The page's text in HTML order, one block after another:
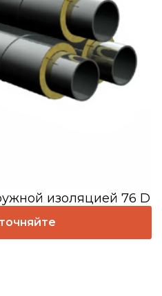
изоляцией 76 D